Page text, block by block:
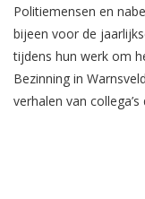
Politiemensen en
bijeen voor de
tijdens hun werk om
Bezinning in
verhalen van